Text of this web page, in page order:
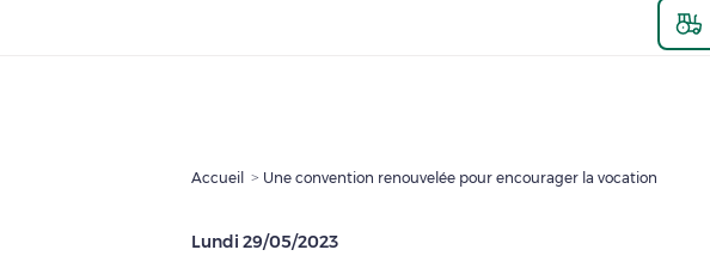
Accueil Une convention renouvelée pour encourager la vocation
Lundi 29/05/2023